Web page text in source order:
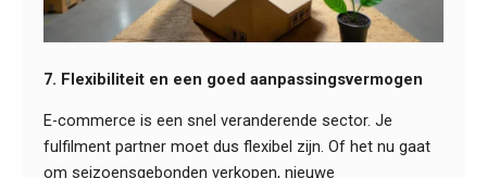
7. Flexibiliteit en een goed aanpassingsvermogen
E-commerce is een snel veranderende sector. Je
fulfilment partner moet dus flexibel zijn. Of het nu gaat
om seizoensgebonden verkopen, nieuwe